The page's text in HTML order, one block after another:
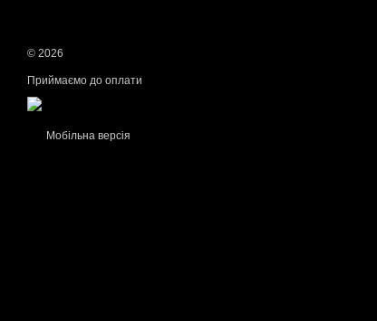
© 2026
Приймаємо до оплати
Мобільна версія